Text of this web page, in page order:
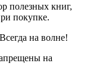
полезных книг,
покупке.
на волне!
на